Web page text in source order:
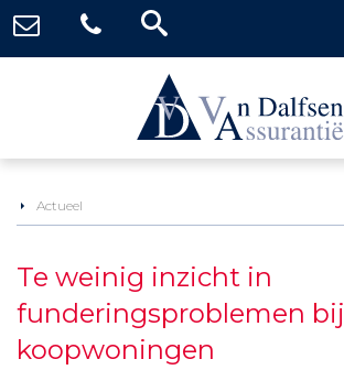
Actueel
Te weinig inzicht in
funderingsproblemen bij
koopwoningen